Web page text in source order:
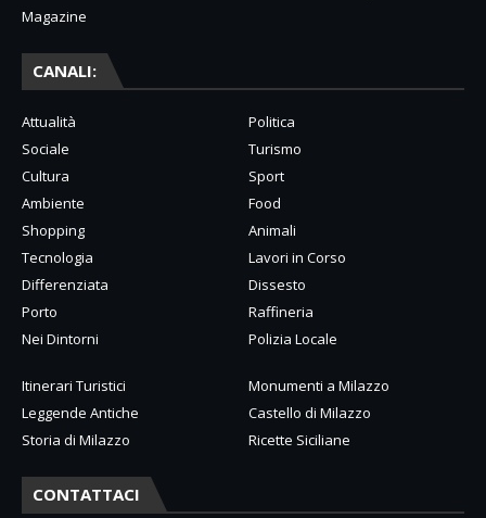
Magazine
CANALI:
Attualità
Politica
Sociale
Turismo
Cultura
Sport
Ambiente
Food
Shopping
Animali
Tecnologia
Lavori in Corso
Differenziata
Dissesto
Porto
Raffineria
Nei Dintorni
Polizia Locale
Itinerari Turistici
Monumenti a Milazzo
Leggende Antiche
Castello di Milazzo
Storia di Milazzo
Ricette Siciliane
CONTATTACI